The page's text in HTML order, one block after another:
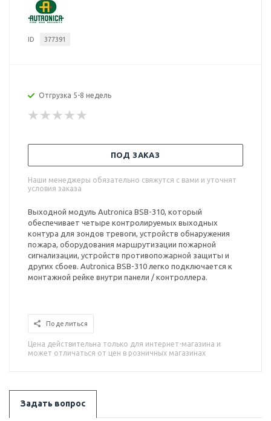
ID 377391
Отгрузка 5-8 недель
ПОД ЗАКАЗ
Наши менеджеры обязательно свяжутся с вами и уточнят
условия заказа
Выходной модуль Autronica BSB-310, который
обеспечивает четыре контролируемых выходных
контура для зондов тревоги, устройств обнаружения
пожара, оборудования маршрутизации пожарной
сигнализации, устройств противопожарной защиты и
других сбоев. Autronica BSB-310 легко подключается к
монтажной рейке внутри панели / контроллера.
Поделиться
Цена действительна только для интернет-магазина и
может отличаться от цен в розничных магазинах
Задать вопрос